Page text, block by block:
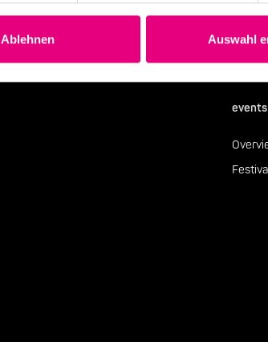
Ablehnen Auswahl
events